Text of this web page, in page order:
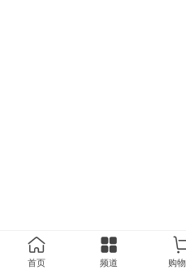
首页 频道 购